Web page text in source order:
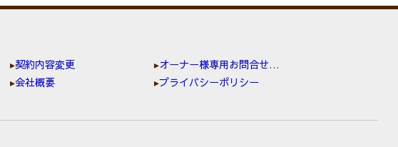
契約内容変更
オーナー様専用お問合せ窓口
会社概要
プライバシーポリシー